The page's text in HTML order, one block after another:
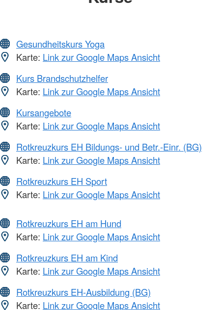
Gesundheitskurs Yoga
Karte: Link zur Google Maps Ansicht
Kurs Brandschutzhelfer
Karte: Link zur Google Maps Ansicht
Kursangebote
Karte: Link zur Google Maps Ansicht
Rotkreuzkurs EH Bildungs- und Betr.-Einr. (BG)
Karte: Link zur Google Maps Ansicht
Rotkreuzkurs EH Sport
Karte: Link zur Google Maps Ansicht
Rotkreuzkurs EH am Hund
Karte: Link zur Google Maps Ansicht
Rotkreuzkurs EH am Kind
Karte: Link zur Google Maps Ansicht
Rotkreuzkurs EH-Ausbildung (BG)
Karte: Link zur Google Maps Ansicht